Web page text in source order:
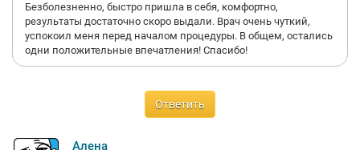
Безболезненно, быстро пришла в себя, комфортно,
результаты достаточно скоро выдали. Врач очень чуткий,
успокоил меня перед началом процедуры. В общем, остались
одни положительные впечатления! Спасибо!
Ответить
Алена